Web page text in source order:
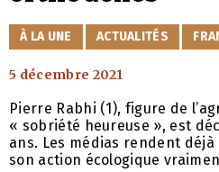
CATÉGORIES
À LA UNE ACTUALITÉS
5 décembre 2021
Pierre Rabhi (1), figure de
« sobriété heureuse », est
ans. Les médias rendent
son action écologique